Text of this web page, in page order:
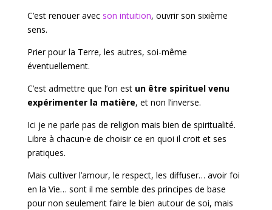
C’est renouer avec son intuition, ouvrir son sixième
sens.
Prier pour la Terre, les autres, soi-même
éventuellement.
C’est admettre que l’on est un être spirituel venu
expérimenter la matière, et non l’inverse.
Ici je ne parle pas de religion mais bien de spiritualité.
Libre à chacun·e de choisir ce en quoi il croit et ses
pratiques.
Mais cultiver l’amour, le respect, les diffuser… avoir foi
en la Vie… sont il me semble des principes de base
pour non seulement faire le bien autour de soi, mais